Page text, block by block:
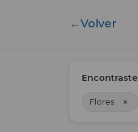
←Volver
Encontraste
Flores ×